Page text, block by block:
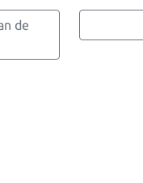
de